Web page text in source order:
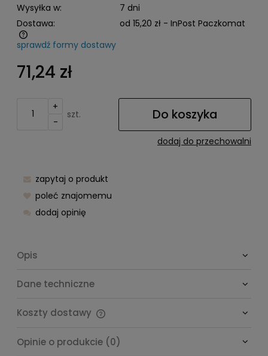
Wysyłka w:
7 dni
Dostawa:
od 15,20 zł - InPost Paczkomat
Cena nie zawiera ewentualnych kosztów płatności
sprawdź formy dostawy
71,24 zł
+
-
szt. Do koszyka
dodaj do przechowalni
zapytaj o produkt
poleć znajomemu
dodaj opinię
Opis
Dane techniczne
Koszty dostawy
Opinie o produkcie (0)